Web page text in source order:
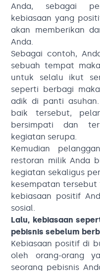
Anda, sebagai
kebiasaan yang
akan memberikan
Anda.
Sebagai contoh,
sebuah tempat
untuk selalu ikut
seperti berbagi
adik di panti
baik tersebut,
bersimpati dan
kegiatan serupa.
Kemudian
restoran milik Anda
kegiatan sekaligus
kesempatan
kebiasaan positif
sosial.
Lalu, kebiasaan
pebisnis sebelum
Kebiasaan positif di
oleh orang-orang
seorang pebisnis